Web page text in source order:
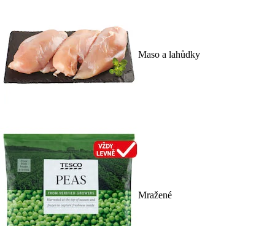
Maso a lahůdky
Mražené